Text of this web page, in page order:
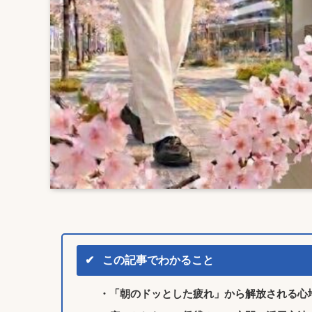
✔ この記事でわかること
・「朝のドッとした疲れ」から解放される心